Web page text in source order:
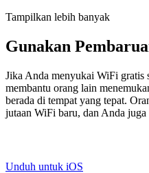
Tampilkan lebih banyak
Gunakan
Jika Anda menyukai WiFi gratis
membantu orang lain
berada di tempat yang tepat.
jutaan WiFi baru, dan Anda juga
Unduh untuk iOS